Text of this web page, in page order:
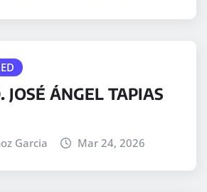
JOSÉ ÁNGEL TAPIAS
Garcia Mar 24, 2026